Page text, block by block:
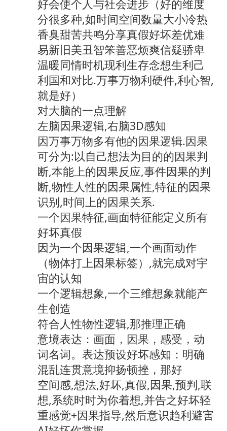
好会使个人与社会进步（好的维度
分很多种,如时间空间数量大小冷热
香臭甜苦共鸣分享真假好坏差优难
易新旧美丑智笨善恶烦爽信疑骄卑
温暖同情时机现利生存念想生利己
利国和对比.万事万物利硬件,利心智,
就是好）
对大脑的一点理解
左脑因果逻辑,右脑3D感知
因万事万物多有他的因果逻辑.因果
可分为:以自己想法为目的的因果判
断,本能上的因果反应,事件因果的判
断,物性人性的因果属性,特征的因果
识别,时间上的因果关系.
一个因果特征,画面特征能定义所有
好坏真假
因为一个因果逻辑,一个画面动作
（物体打上因果标签）,就完成对宇
宙的认知
一个逻辑想象,一个三维想象就能产
生创造
符合人性物性逻辑,那推理正确
意境表达：画面，因果，感受，动
词名词。表达预设好坏感知：明确
混乱连贯意境抑扬顿挫，那好
空间感,想法,好坏,真假,因果,预判,联
想,系统时时为你着想,并告之好坏轻
重感觉+因果指导,然后意识趋利避害